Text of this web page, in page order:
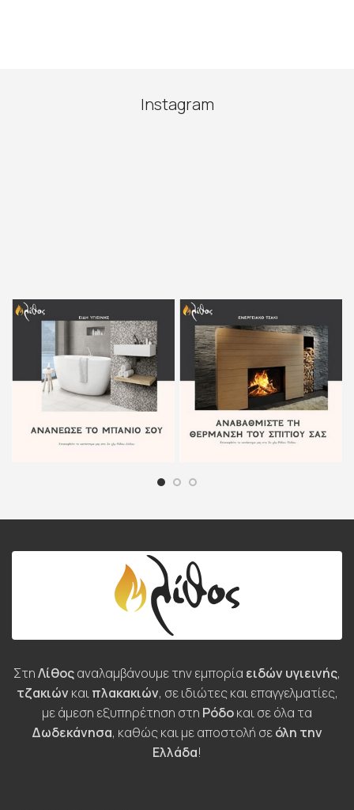
Instagram
ΣτηΛίθοςαναλαμβάνουμε την εμπορία ειδών υγιεινής,
τζακιών καιπλακακιών, σε ιδιώτες και επαγγελματίες,
με άμεση εξυπηρέτηση στη Ρόδοκαι σε όλα τα
Δωδεκάνησα, καθώς και με αποστολή σεόλη την
Ελλάδα!